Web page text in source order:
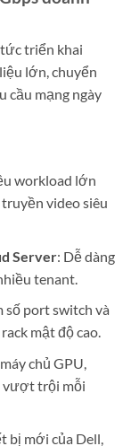
triển khai
lớn, chuyển
cầu mạng ngày
workload lớn
video siêu
Server: Dễ dàng
tenant.
số port switch và
mật độ cao.
chủ GPU,
vượt trội mỗi
bị mới của Dell,